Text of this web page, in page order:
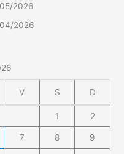
2026
2026
V S D
1 2
7 8 9